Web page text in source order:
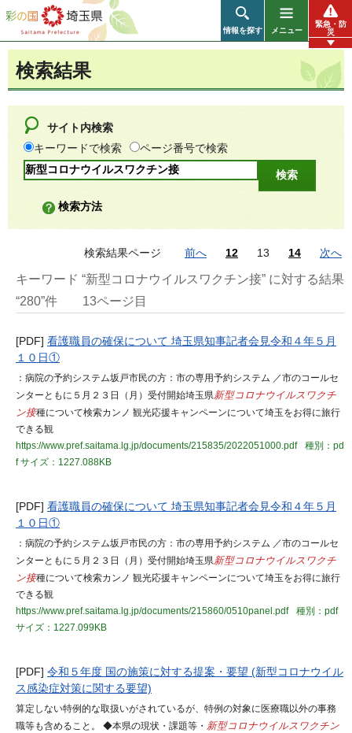
彩の国 埼玉県
情報を探す メニュー
緊急・防
災
検索結果
サイト内検索
キーワードで検索
ページ番号で検索
検索方法
検索結果ページ 前へ 12 13 14 次へ
キーワード “新型コロナウイルスワクチン接” に対する結果
“280”件
13ページ目
[PDF] 看護職員の確保について 埼玉県知事記者会見令和４年５月
１０日①
：病院の予約システム坂戸市民の方：市の専用予約システム ／市のコールセ
ンターともに５月２３日（月）受付開始埼玉県新型コロナウイルスワクチ
ン接種について検索カンノ 観光応援キャンペーンについて埼玉をお得に旅行
できる観
https://www.pref.saitama.lg.jp/documents/215835/2022051000.pdf
種別：pd
fサイズ：1227.088KB
[PDF] 看護職員の確保について 埼玉県知事記者会見令和４年５月
１０日①
：病院の予約システム坂戸市民の方：市の専用予約システム ／市のコールセ
ンターともに５月２３日（月）受付開始埼玉県新型コロナウイルスワクチ
ン接種について検索カンノ 観光応援キャンペーンについて埼玉をお得に旅行
できる観
https://www.pref.saitama.lg.jp/documents/215860/0510panel.pdf
種別：pdf
サイズ：1227.099KB
[PDF] 令和５年度 国の施策に対する提案・要望 (新型コロナウイル
ス感染症対策に関する要望)
算定しない特例的な取扱いがされているが、特例の対象に医療職以外の事務
職等も含めること。 ◆本県の現状・課題等・ 新型コロナウイルスワクチン